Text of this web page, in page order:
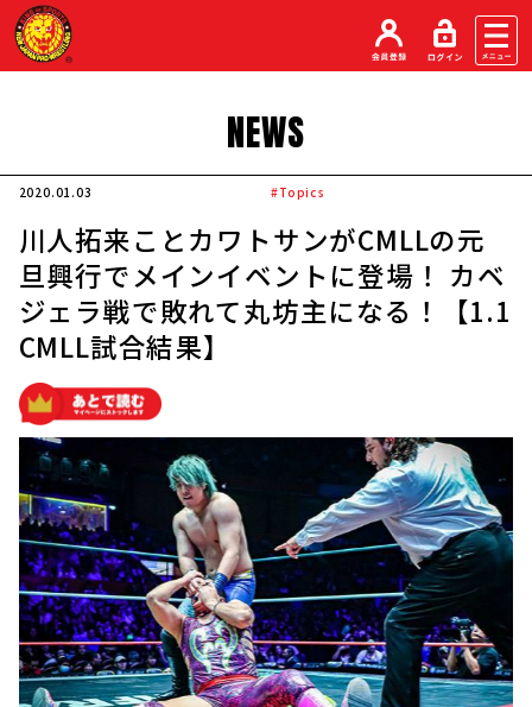
NEWS
2020.01.03 #Topics
川人拓来ことカワトサンがCMLLの元
旦興行でメインイベントに登場！ カベ
ジェラ戦で敗れて丸坊主になる！【1.1
CMLL試合結果】